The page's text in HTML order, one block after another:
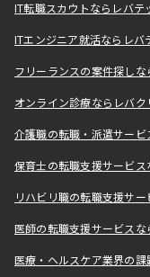
IT転職スカウトならレバテ
ITエンジニア就活ならレバ
フリーランスの案件探し
オンライン診療ならレバク
介護職の転職・派遣サー
保育士の転職支援サービ
リハビリ職の転職支援サ
医師の転職支援サービス
医療・ヘルスケア業界の